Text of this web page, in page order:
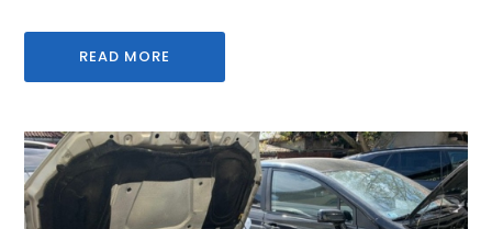
READ MORE